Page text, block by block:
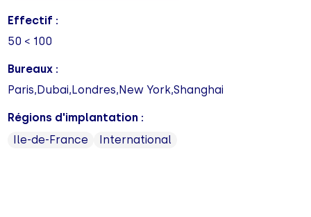
Effectif :
50 < 100
Bureaux :
Paris,Dubai,Londres,New York,Shanghai
Régions d'implantation :
Ile-de-France
International